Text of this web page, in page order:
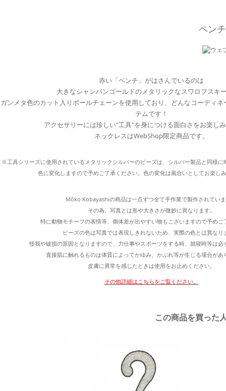
ペン
赤い「ペンチ」がはさんでいるのは
大きなシャンパンゴールドのメタリックなスワロフスキ
ガンメタ色のカット入りボールチェーンを使用しており、どんなコーディ
テムです！
アクセサリーには珍しい"工具"を身につける面白さをお楽し
ネックレスはWebShop限定商品です。
※工具シリーズに使用されているメタリックシルバーのビーズは、シルバー製品と同様に
色に変化しますので予めご了承ください。色の変化は風合いとしてお楽し
Môko Kobayashiの商品は一点ずつ全て手作業で製作されてい
その為、写真とは形や大きさが微妙に異なります。
特に動物モチーフの表情等、個体差が出やすい物もございますので予めご
ビーズの色は写真では表現しきれないため、実際の色とは異なり
怪我や破損の原因となりますので、力仕事やスポーツをする時、就寝時等は必
直接肌に触れるものは体質によってかゆみ、かぶれ等が生じる場合があ
皮膚に異常を感じたときは使用をお止めください。
その他詳細はこちらをご覧ください。
この商品を買った